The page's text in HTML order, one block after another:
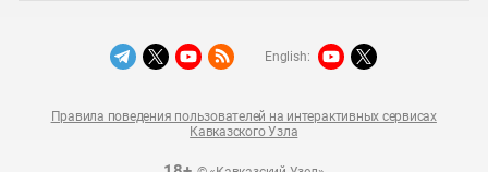
Правила поведения пользователей на интерактивных сервисах
Кавказского Узла
English: